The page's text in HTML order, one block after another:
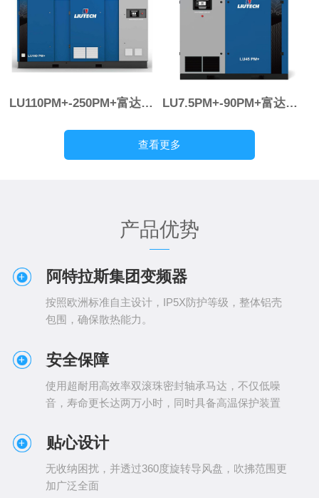
LU110PM+-250PM+富达高效能油冷永磁变频压缩机 LU7.5PM+-90PM+富达高效能油冷永磁变频空压机
查看更多
产品优势
阿特拉斯集团变频器
按照欧洲标准自主设计，IP5X防护等级，整体铝壳
包围，确保散热能力。
安全保障
使用超耐用高效率双滚珠密封轴承马达，不仅低噪
音，寿命更长达两万小时，同时具备高温保护装置
贴心设计
无收纳困扰，并透过360度旋转导风盘，吹拂范围更
加广泛全面